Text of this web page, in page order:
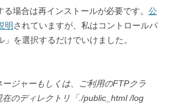
場合は再インストールが必要です。 公
明 されていますが、私はコントロールパ
を選択するだけでいけました。
ージャーもしくは、ご利用のFTPクラ
在のディレクトリ「./public_html /log